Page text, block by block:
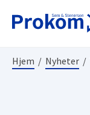
Hjem / Nyheter /